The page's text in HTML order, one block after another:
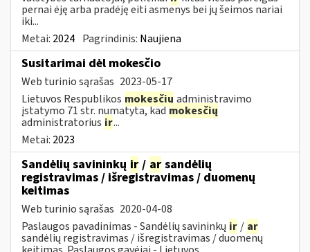
pernai ėję arba pradėję eiti asmenys bei jų šeimos nariai
iki...
Metai: 2024 Pagrindinis: Naujiena
Susitarimai dėl mokesčio
Web turinio sąrašas 2023-05-17
Lietuvos Respublikos mokesčių administravimo
įstatymo 71 str. numatyta, kadmokesčių
administratorius ir...
Metai: 2023
Sandėlių savininkų ir / ar sandėlių
registravimas / išregistravimas / duomenų
keitimas
Web turinio sąrašas 2020-04-08
Paslaugos pavadinimas - Sandėlių savininkų ir / ar
sandėlių registravimas / išregistravimas / duomenų